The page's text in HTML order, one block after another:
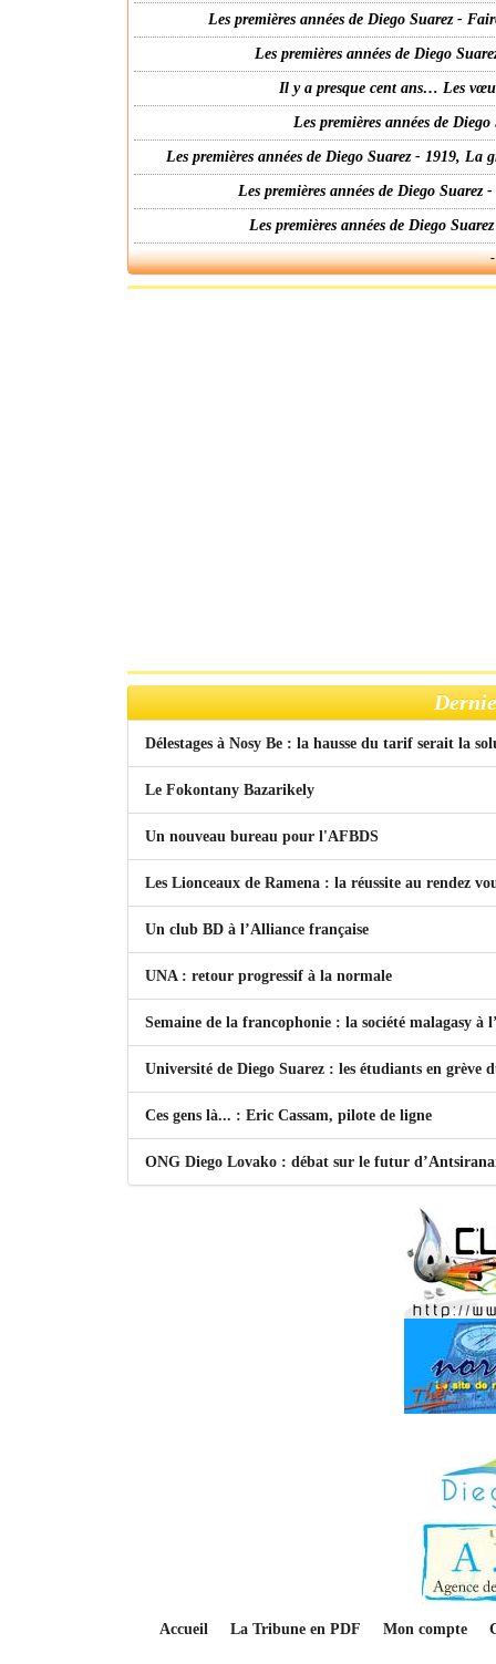
Les premières années de Diego Suarez -
Les premières années de Diego
Il y a presque cent ans… Les
Les premières années de
Les premières années de Diego Suarez - 1919,
Les premières années de Diego
Les premières années de Diego
Délestages à Nosy Be : la hausse du tarif serait la
Le Fokontany Bazarikely
Un nouveau bureau pour l'AFBDS
Les Lionceaux de Ramena : la réussite au rendez
Un club BD à l’Alliance française
UNA : retour progressif à la normale
Semaine de la francophonie : la société malagasy à
Université de Diego Suarez : les étudiants en grève
Ces gens là... : Eric Cassam, pilote de ligne
ONG Diego Lovako : débat sur le futur
Accueil La Tribune en PDF Mon compte